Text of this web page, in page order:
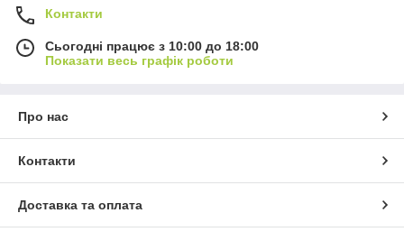
Контакти
Сьогодні працює з 10:00 до 18:00
Показати весь графік роботи
Про нас
Контакти
Доставка та оплата